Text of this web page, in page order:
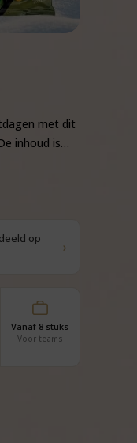
met dit
inhoud is…
op
›
Vanaf 8 stuks
Voor teams